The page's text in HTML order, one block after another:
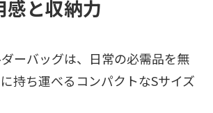
感と収納力
ーバッグは、日常の必需品を無
持ち運べるコンパクトなSサイズ